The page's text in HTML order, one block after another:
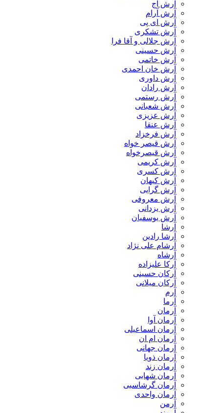
آرش آج
آرش آرام
آرش ای پی
آرش تشکری
آرش جلالی و آقا فرا
آرش حسینی
آرش خاتمی
آرش خان احمدی
آرش داوری
آرش رادان
آرش رستمى
آرش شعبانی
آرش عزیزی
آرش عنقا
آرش فرخزاد
آرش قیصر خواه
آرش قیصرخواه
آرش کریمی
آرش کسری
آرش کیهان
آرش گرایی
آرش معروفی
آرش یزدانی
آرش یوسفیان
آرشا
آرشا رادین
آرشام علی نژاد
آرشاه
آرکا علیزاده
آرکان حسینی
آرکان میلانی
آرم
آرما
آرمان
آرمان آوا
آرمان اسماعیلی
آرمان ام ان
آرمان جهانی
آرمان ذویا
آرمان زند
آرمان شهابی
آرمان گرشاسبی
آرمان واحدی
آرمن